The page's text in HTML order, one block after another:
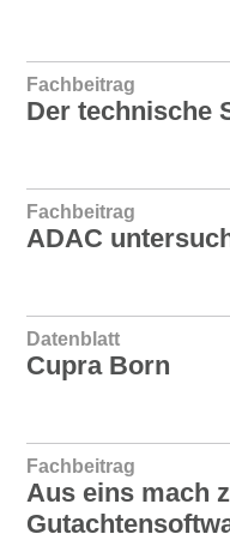
Fachbeitrag
Der technische
Fachbeitrag
ADAC
Datenblatt
Cupra Born
Fachbeitrag
Aus eins mach